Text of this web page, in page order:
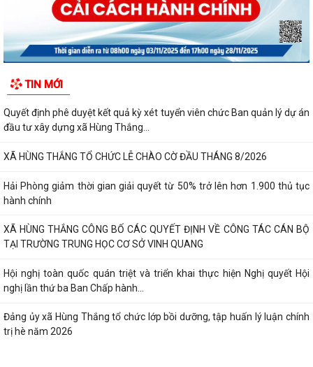
TIN MỚI
Quyết định phê duyệt kết quả kỳ xét tuyển viên chức Ban quản lý dự án
đầu tư xây dựng xã Hùng Thắng...
XÃ HÙNG THẮNG TỔ CHỨC LỄ CHÀO CỜ ĐẦU THÁNG 8/2026
Hải Phòng giảm thời gian giải quyết từ 50% trở lên hơn 1.900 thủ tục
hành chính
XÃ HÙNG THẮNG CÔNG BỐ CÁC QUYẾT ĐỊNH VỀ CÔNG TÁC CÁN BỘ
TẠI TRƯỜNG TRUNG HỌC CƠ SỞ VINH QUANG
Hội nghị toàn quốc quán triệt và triển khai thực hiện Nghị quyết Hội
nghị lần thứ ba Ban Chấp hành...
Đảng ủy xã Hùng Thắng tổ chức lớp bồi dưỡng, tập huấn lý luận chính
trị hè năm 2026